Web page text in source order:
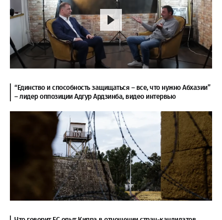
“Единство и способность защищаться – все, что нужно Абхазии”
– лидер оппозиции Адгур Ардзинба, видео интервью